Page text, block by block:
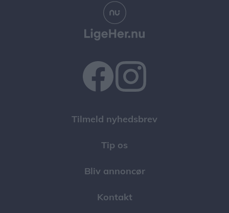
Tilmeld nyhedsbrev
Tip os
Bliv annoncør
Kontakt